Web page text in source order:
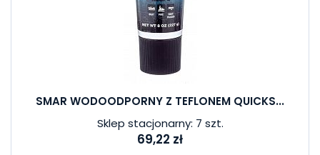
SMAR WODOODPORNY Z TEFLONEM QUICKS...
Sklep stacjonarny: 7 szt.
69,22 zł